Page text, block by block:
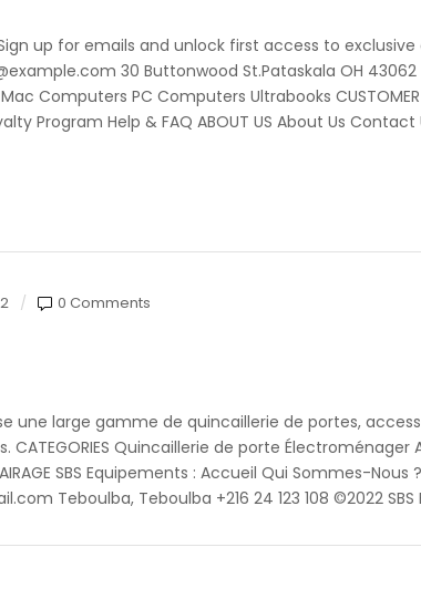
up for emails and unlock first access to
30 Buttonwood St.Pataskala OH 43062
Computers PC Computers Ultrabooks
Program Help & FAQ ABOUT US About Us
0 Comments
une large gamme de quincaillerie de portes,
Quincaillerie de porte Électroménager
SBS Equipements : Accueil Qui Sommes-
Teboulba, Teboulba +216 24 123 108 ©2022 SBS